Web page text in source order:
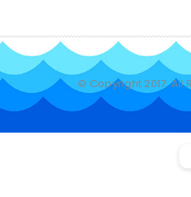
© Copyright 2017. All